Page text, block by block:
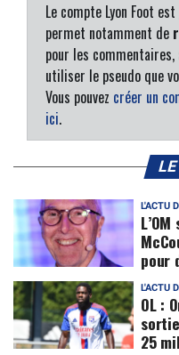
Le compte Lyon Foot est
permet notamment de
pour les commentaires,
utiliser le pseudo que
Vous pouvez créer un
ici.
L'ACTU
pour
L'ACTU
OL :
25